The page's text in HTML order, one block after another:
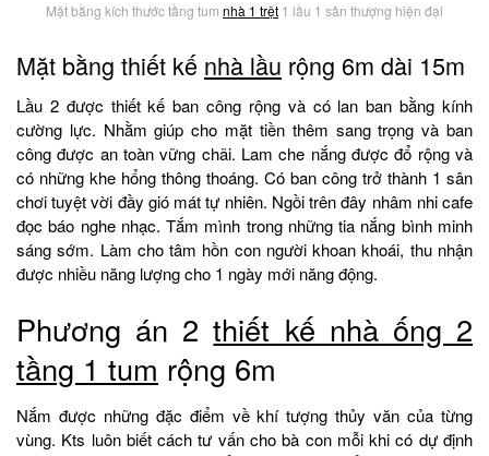
Mặt bằng kích thước tầng tum nhà 1 trệt 1 lầu 1 sân thượng hiện đại
Mặt bằng thiết kế nhà lầu rộng 6m dài 15m
Lầu 2 được thiết kế ban công rộng và có lan ban bằng kính
cường lực. Nhằm giúp cho mặt tiền thêm sang trọng và ban
công được an toàn vững chãi. Lam che nắng được đổ rộng và
có những khe hổng thông thoáng. Có ban công trở thành 1 sân
chơi tuyệt vời đầy gió mát tự nhiên. Ngồi trên đây nhâm nhi cafe
đọc báo nghe nhạc. Tắm mình trong những tia nắng bình minh
sáng sớm. Làm cho tâm hồn con người khoan khoái, thu nhận
được nhiều năng lượng cho 1 ngày mới năng động.
Phương án 2thiết kế nhà ống 2
tầng 1 tum rộng 6m
Nắm được những đặc điểm về khí tượng thủy văn của từng
vùng. Kts luôn biết cách tư vấn cho bà con mỗi khi có dự định